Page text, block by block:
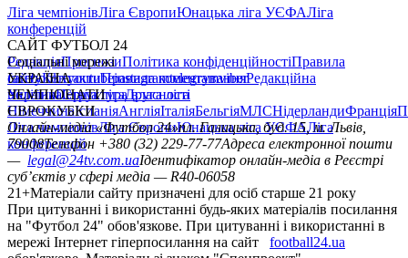
Ліга чемпіонівЛіга ЄвропиЮнацька ліга УЄФАЛіга
конференцій
САЙТ ФУТБОЛ 24
РедакціяПрогнозиПолітика конфіденційностіПравила
сайтуКонтактиПравила коментуванняРедакційна
політикаСтруктура власності
Соціальні мережі
facebookxyoutubeinstagramtelegramviber
УКРАЇНА
УкраїнаПерша лігаДруга ліга
ЧЕМПІОНАТИ
НімеччинаІспаніяАнгліяІталіяБельгіяМЛСНідерландиФранція
ЄВРОКУБКИ
Ліга чемпіонівЛіга ЄвропиЮнацька ліга УЄФАЛіга
конференцій
Онлайн-медіа «Футбол 24»пл. Галицька, буд. 15, м. Львів,
79008Телефон +380 (32) 229-77-77Адреса електронної пошти
— legal@24tv.com.uaІдентифікатор онлайн-медіа в Реєстрі
суб’єктів у сфері медіа — R40-06058
21+Матеріали сайту призначені для осіб старше 21 року
При цитуванні і використанні будь-яких матеріалів посилання
на "Футбол 24" обов'язкове. При цитуванні і використанні в
мережі Інтернет гіперпосилання на сайт
football24.ua